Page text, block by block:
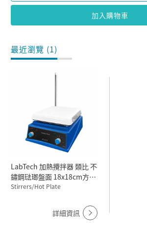
加入購物車
最近瀏覽 (1)
LabTech 加熱攪拌器 類比 不
鏽鋼琺瑯盤面 18x18cm方盤
380℃ LMS-1003 110V
Stirrers/Hot Plate
詳細資訊